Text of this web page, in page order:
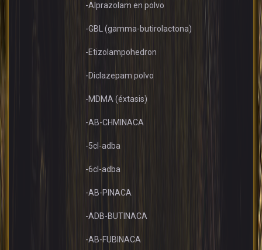
-Alprazolam en polvo
-GBL (gamma-butirolactona)
-Etizolampohedron
-Diclazepam polvo
-MDMA (éxtasis)
-AB-CHMINACA
-5cl-adba
-6cl-adba
-AB-PINACA
-ADB-BUTINACA
-AB-FUBINACA